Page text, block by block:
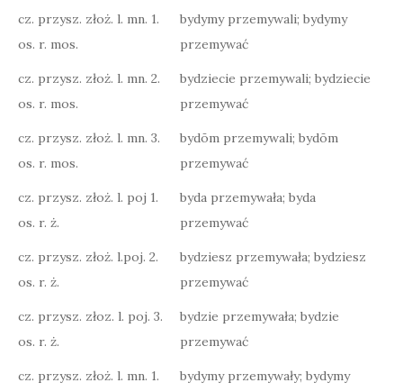
cz. przysz. złoż. l. mn. 1.
os. r. mos.
bydymy przemywali; bydymy
przemywać
cz. przysz. złoż. l. mn. 2.
os. r. mos.
bydziecie przemywali; bydziecie
przemywać
cz. przysz. złoż. l. mn. 3.
os. r. mos.
bydōm przemywali; bydōm
przemywać
cz. przysz. złoż. l. poj 1.
os. r. ż.
byda przemywała; byda
przemywać
cz. przysz. złoż. l.poj. 2.
os. r. ż.
bydziesz przemywała; bydziesz
przemywać
cz. przysz. złoz. l. poj. 3.
os. r. ż.
bydzie przemywała; bydzie
przemywać
cz. przysz. złoż. l. mn. 1.
bydymy przemywały; bydymy